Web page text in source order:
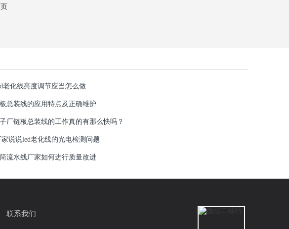
老化线亮度调节应当怎么做
总装线的应用特点及正确维护
厂链板总装线的工作真的有那么快吗？
家说说led老化线的光电检测问题
流水线厂家如何进行质量改进
联系我们